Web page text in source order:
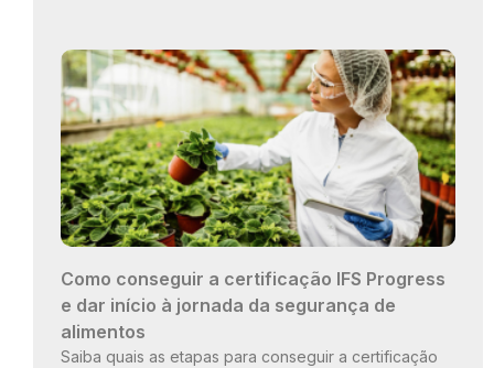
Como conseguir a certificação IFS Progress
e dar início à jornada da segurança de
alimentos
Saiba quais as etapas para conseguir a certificação